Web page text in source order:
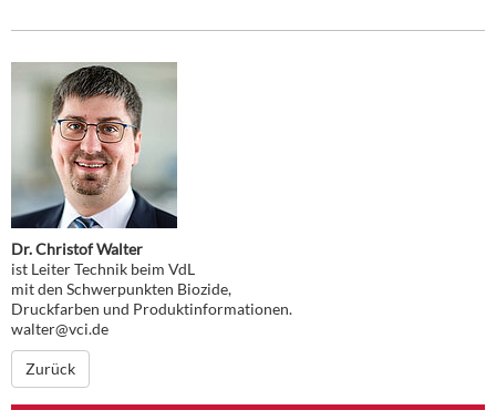
Dr. Christof Walter
ist Leiter Technik beim VdL
mit den Schwerpunkten Biozide,
Druckfarben und Produktinformationen.
walter@vci.de
Zurück